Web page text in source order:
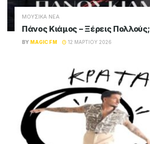
ΜΟΥΣΙΚΑ ΝΕΑ
Πάνος Κιάμος – Ξέρεις Πολλούς;
BY MAGIC FM 12 ΜΑΡΤΊΟΥ 2026